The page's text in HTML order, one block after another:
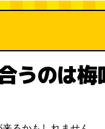
うのは